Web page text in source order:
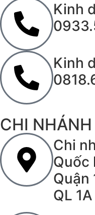
Kinh
Kinh
CHI
Chi
Quốc
Quận
QL 1A